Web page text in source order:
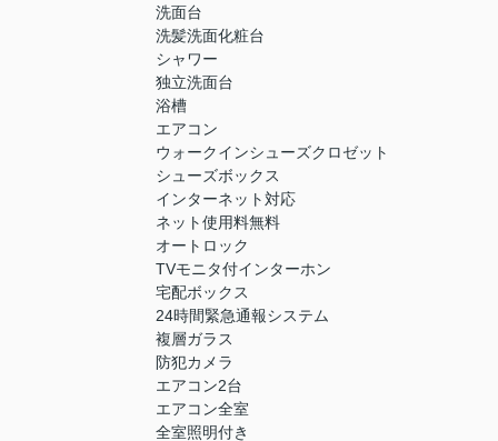
洗面台
洗髪洗面化粧台
シャワー
独立洗面台
浴槽
エアコン
ウォークインシューズクロゼット
シューズボックス
インターネット対応
ネット使用料無料
オートロック
TVモニタ付インターホン
宅配ボックス
24時間緊急通報システム
複層ガラス
防犯カメラ
エアコン2台
エアコン全室
全室照明付き